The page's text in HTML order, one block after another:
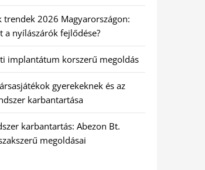
trendek 2026 Magyarországon:
a nyílászárók fejlődése?
implantátum korszerű megoldás
gyerekeknek és az
karbantartása
karbantartás: Abezon Bt.
megoldásai